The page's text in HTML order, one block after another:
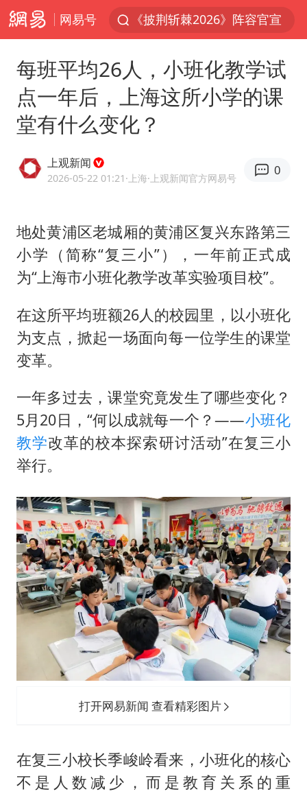
网易号
杭州机场已取消航班388架次
中国籍豪华游艇富商之子在泰国被杀
美将每月供乌爱国者拦截导弹
白海豚北上或致京津冀暴雨
10余省份将出现强风雨 局地特大暴雨
新疆一婚礼线上邀请引热议
《龙餐馆》 冲奖
上门女婿出轨女邻居多年被判重婚罪
构建更高水平的全民健身公共服务体系
每班平均26人，小班化教学试
点一年后，上海这所小学的课
堂有什么变化？
上观新闻
2026-05-22 01:21 ·上海·上观新闻官方网易号
0
地处黄浦区老城厢的黄浦区复兴东路第三
小学（简称“复三小”），一年前正式成
为“上海市小班化教学改革实验项目校”。
在这所平均班额26人的校园里，以小班化
为支点，掀起一场面向每一位学生的课堂
变革。
一年多过去，课堂究竟发生了哪些变化？
5月20日，“何以成就每一个？——小班化
教学改革的校本探索研讨活动”在复三小
举行。
打开网易新闻 查看精彩图片
在复三小校长季峻岭看来，小班化的核心
不是人数减少，而是教育关系的重